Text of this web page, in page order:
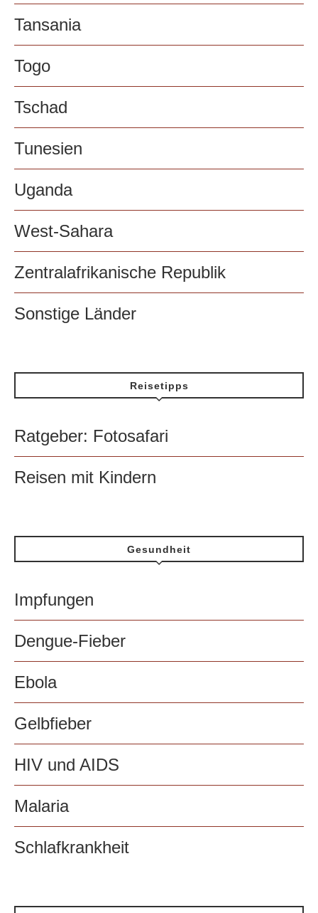
Tansania
Togo
Tschad
Tunesien
Uganda
West-Sahara
Zentralafrikanische Republik
Sonstige Länder
Reisetipps
Ratgeber: Fotosafari
Reisen mit Kindern
Gesundheit
Impfungen
Dengue-Fieber
Ebola
Gelbfieber
HIV und AIDS
Malaria
Schlafkrankheit